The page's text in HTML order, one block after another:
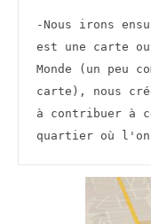
-Nous irons
est une carte
Monde (un peu
carte), nous
à contribuer à
quartier où l'on